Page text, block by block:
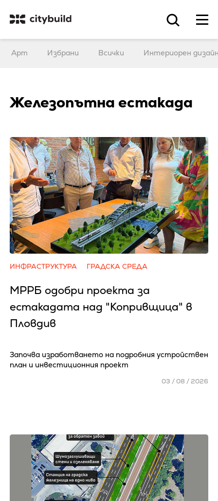
Арт Избрани Всички Интериорен
Железопътна естакада
ИНФРАСТРУКТУРА ГРАДСКА СРЕДА
МРРБ одобри проекта за
естакадата над "Копривщица" в
Пловдив
Започва изработването на подробния устройствен
план и инвестиционния проект
03 / 08 / 2026